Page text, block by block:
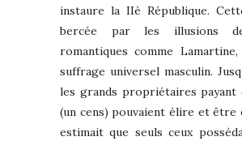
instaure la IIè République.
bercée par les illusions
romantiques comme
suffrage universel masculin.
les grands propriétaires payant
(un cens) pouvaient élire et être
estimait que seuls ceux